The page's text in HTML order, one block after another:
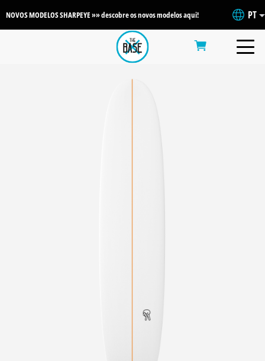
NOVOS MODELOS SHARPEYE »» descobre os novos modelos aqui! PT